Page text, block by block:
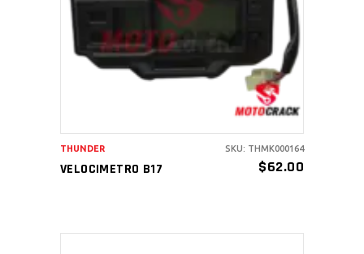
AÑADIR AL CARRITO
VELOCIMETRO B17 $62.00
THUNDER SKU: THMK000164